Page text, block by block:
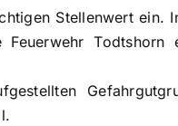
Stellenwert ein.
Todtshorn